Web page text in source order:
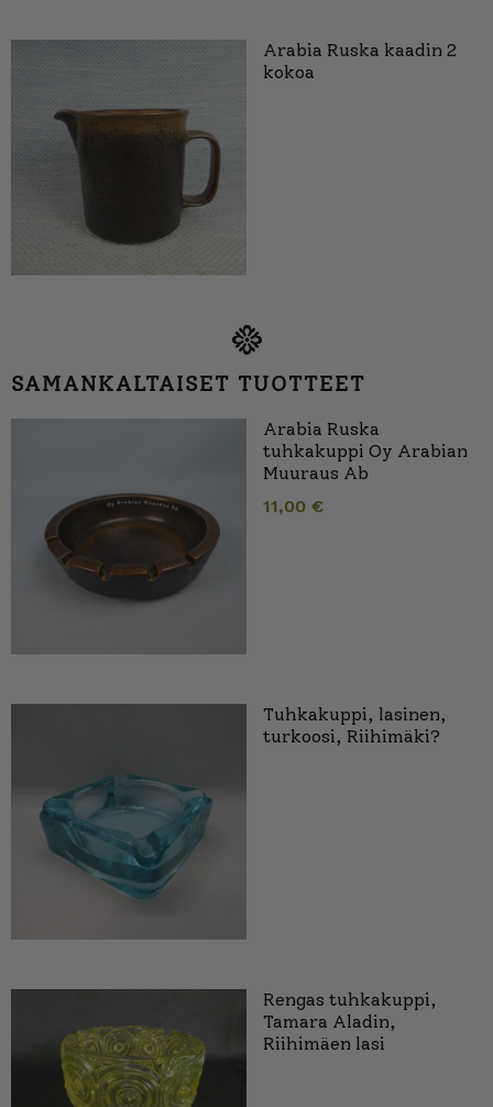
Arabia Ruska kaadin 2
kokoa
SAMANKALTAISET TUOTTEET
Arabia Ruska
tuhkakuppi Oy Arabian
Muuraus Ab
11,00 €
Tuhkakuppi, lasinen,
turkoosi, Riihimäki?
Rengas tuhkakuppi,
Tamara Aladin,
Riihimäen lasi